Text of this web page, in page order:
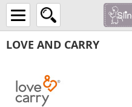
LOVE AND CARRY